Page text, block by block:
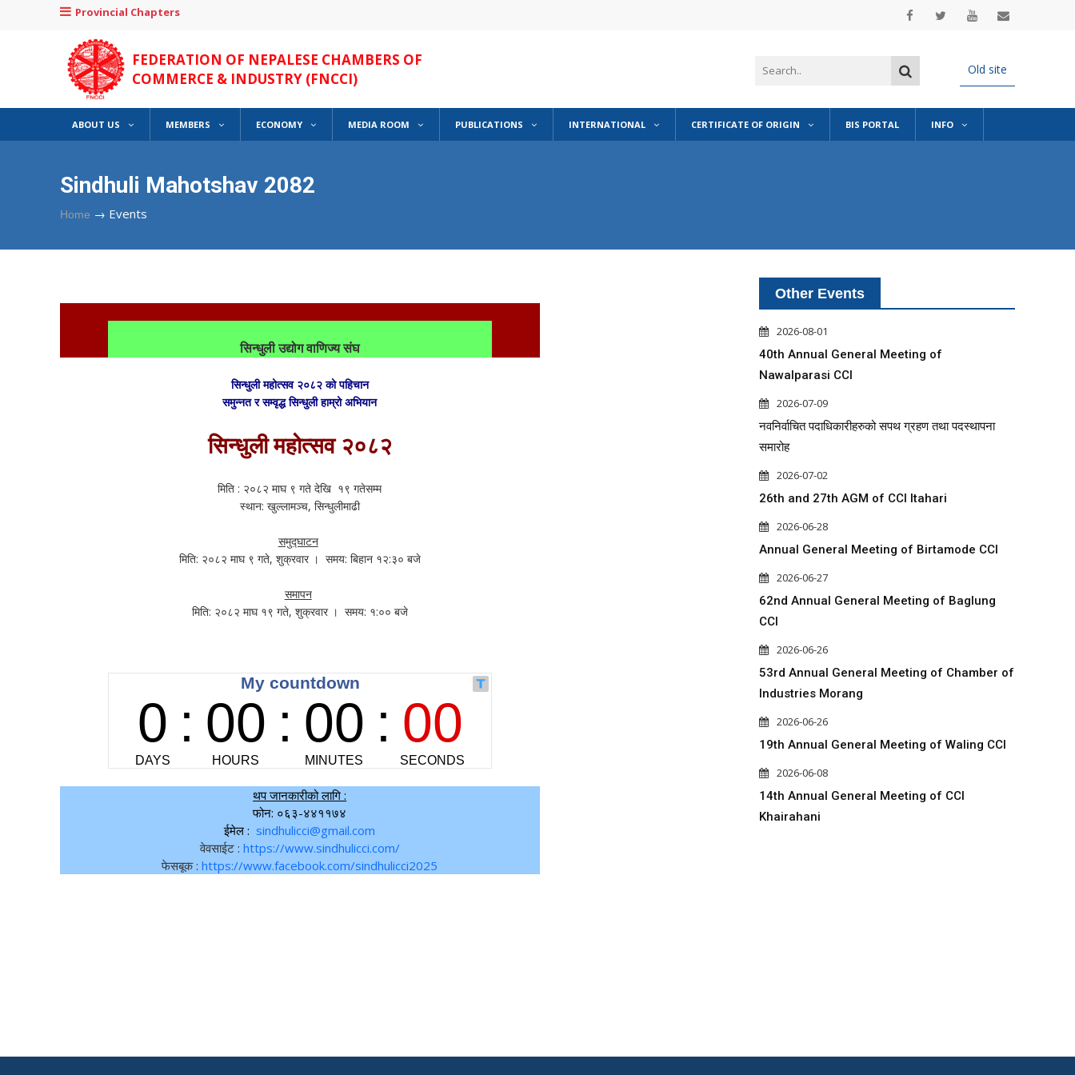
Provincial Chapters
FEDERATION OF NEPALESE CHAMBERS OF
COMMERCE & INDUSTRY (FNCCI)
Old site
ABOUT US MEMBERS ECONOMY MEDIA ROOM PUBLICATIONS INTERNATIONAL CERTIFICATE OF ORIGIN BIS PORTAL INFO
Sindhuli Mahotshav 2082
Home → Events
सिन्धुली उद्योग वाणिज्य संघ
सिन्धुली महोत्सव २०८२ को पहिचान
समुन्नत र सम्वृद्ध सिन्धुली हाम्रो अभियान
सिन्धुली महोत्सव २०८२
मिति : २०८२ माघ ९ गते देखि १९ गतेसम्म
स्थान: खुल्लामञ्च, सिन्धुलीमाढी
समुद्घाटन
मिति: २०८२ माघ ९ गते, शुक्रवार । समय: बिहान १२:३० बजे
समापन
मिति: २०८२ माघ १९ गते, शुक्रवार । समय: १:०० बजे
थप जानकारीको लागि :
फोन: ०६३-४४११७४
ईमेल : sindhulicci@gmail.com
वेवसाईट : https://www.sindhulicci.com/
फेसबूक :https://www.facebook.com/sindhulicci2025
Other Events
2026-08-01
40th Annual General Meeting of
Nawalparasi CCI
2026-07-09
नवनिर्वाचित पदाधिकारीहरुको सपथ ग्रहण तथा पदस्थापना
समारोह
2026-07-02
26th and 27th AGM of CCI Itahari
2026-06-28
Annual General Meeting of Birtamode CCI
2026-06-27
62nd Annual General Meeting of Baglung
CCI
2026-06-26
53rd Annual General Meeting of Chamber of
Industries Morang
2026-06-26
19th Annual General Meeting of Waling CCI
2026-06-08
14th Annual General Meeting of CCI
Khairahani